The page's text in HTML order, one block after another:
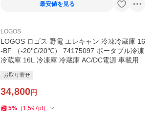
最安値を見る
LOGOS
LOGOS ロゴス 野電 エレキャン 冷凍冷蔵庫 16
-BF （-20℃/20℃） 74175097 ポータブル冷凍
冷蔵庫 16L 冷凍庫 冷蔵庫 AC/DC電源 車載用
お取り寄せ
34,800円
5% （ 1,597pt）